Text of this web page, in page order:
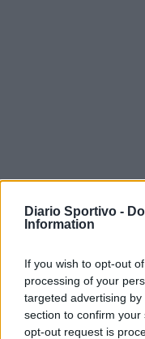
Diario Sportivo -
Information
If you wish to opt-out
processing of your
targeted advertising
section to confirm
opt-out request is
Monte
5 Ago
Anche